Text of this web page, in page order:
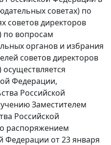
советах) по
советов директоров
по вопросам
органов и избрания
советов директоров
Федерации,
Российской
Заместителем
Российской
распоряжением
Федерации от 23 января